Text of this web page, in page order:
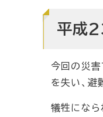
平成
今回の災害
を失い、避
犠牲になら